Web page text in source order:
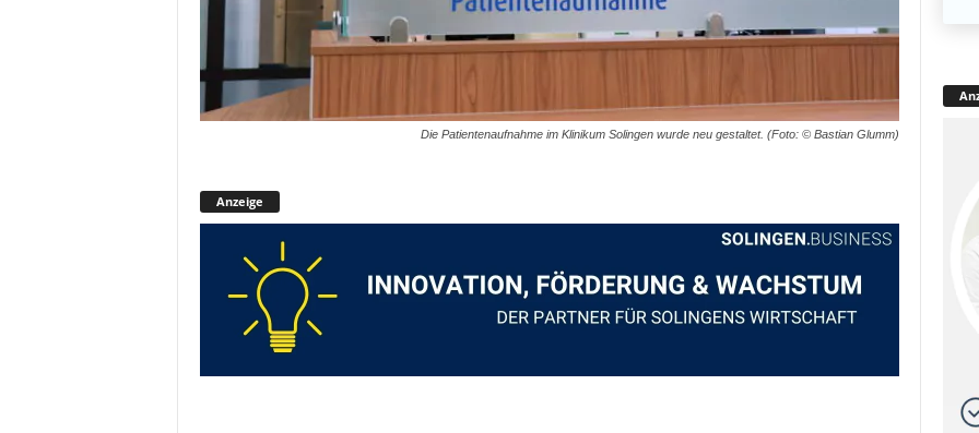
Die Patientenaufnahme im Klinikum Solingen wurde neu gestaltet. (Foto: © Bastian Glumm)
Anzeige